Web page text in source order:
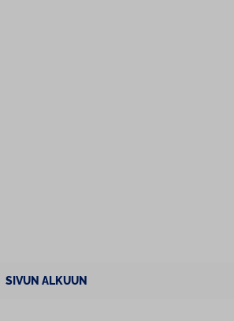
SIVUN ALKUUN